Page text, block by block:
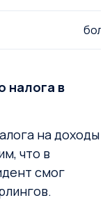
налога в
на доходы
что в
смог